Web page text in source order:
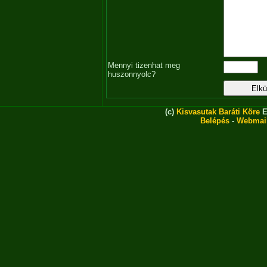
Mennyi tizenhat meg
huszonnyolc?
(c) Kisvasutak Baráti Köre
Belépés -